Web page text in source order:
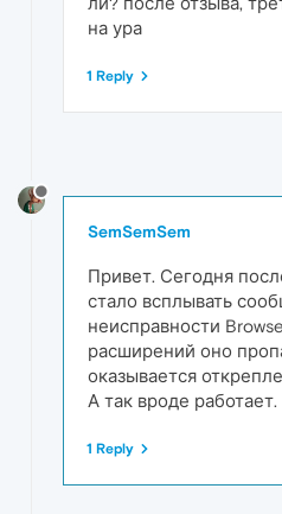
на ура
1 Reply
SemSemSem
Привет. Сегодня
стало всплывать
неисправности
расширений оно
оказывается
А так вроде работает.
1 Reply